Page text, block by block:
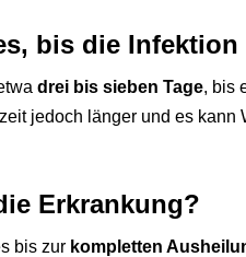
bis die
drei bis sieben Tage, bis
jedoch länger und es kann
Erkrankung?
bis zur kompletten